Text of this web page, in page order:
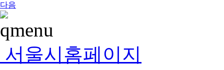
다음
서울시홈페이지